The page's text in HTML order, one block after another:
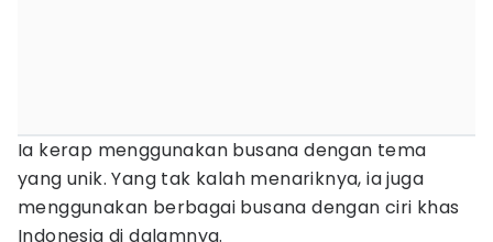
Ia kerap menggunakan busana dengan tema
yang unik. Yang tak kalah menariknya, ia juga
menggunakan berbagai busana dengan ciri khas
Indonesia di dalamnya.